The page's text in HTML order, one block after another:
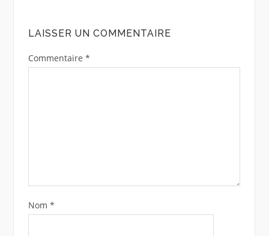
LAISSER UN COMMENTAIRE
Commentaire *
Nom *